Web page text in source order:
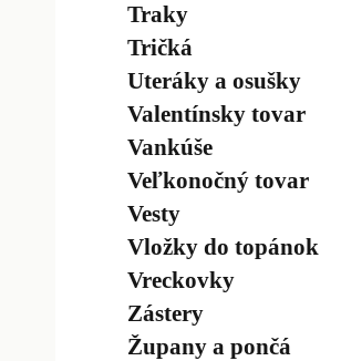
Traky
Tričká
Uteráky a osušky
Valentínsky tovar
Vankúše
Veľkonočný tovar
Vesty
Vložky do topánok
Vreckovky
Zástery
Župany a pončá